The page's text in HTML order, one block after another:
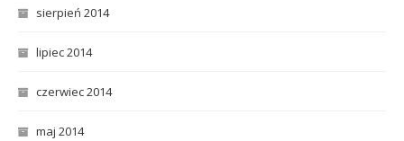
sierpień 2014
lipiec 2014
czerwiec 2014
maj 2014